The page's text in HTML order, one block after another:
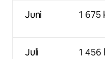
Juni
Juli
1 675
1 456